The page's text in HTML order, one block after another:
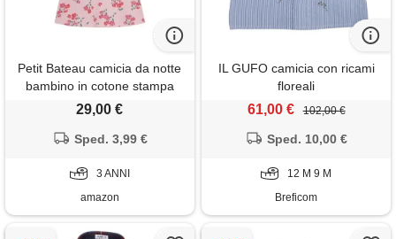
Petit Bateau camicia da notte
bambino in cotone stampa
fiori, bella/multico, 3 anni
29,00 €
Sped. 3,99 €
3 ANNI
amazon
IL GUFO camicia con ricami
floreali
61,00 € 102,00 €
Sped. 10,00 €
12 M 9 M
Breficom